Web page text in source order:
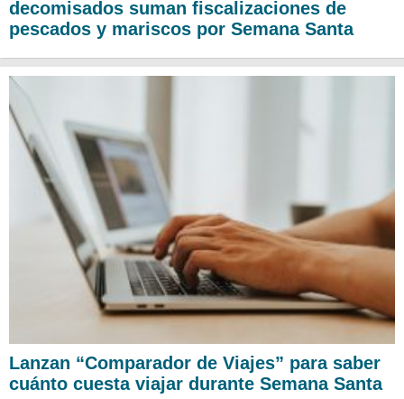
decomisados suman fiscalizaciones de
pescados y mariscos por Semana Santa
Lanzan “Comparador de Viajes” para saber
cuánto cuesta viajar durante Semana Santa